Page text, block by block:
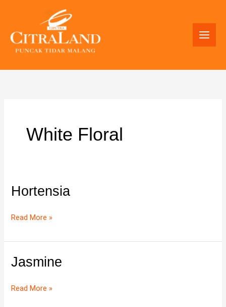
content
White Floral
Hortensia
Hortensia
Read More »
Jasmine
Jasmine
Read More »